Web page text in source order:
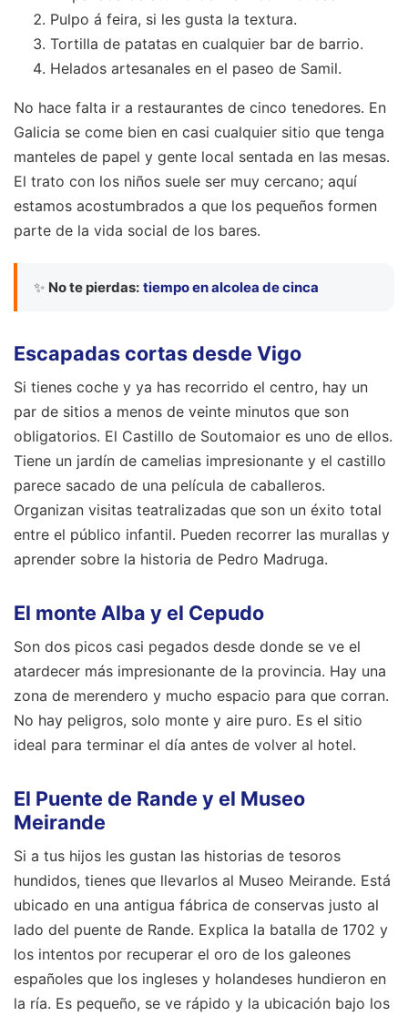
Pulpo á feira, si les gusta la textura.
Tortilla de patatas en cualquier bar de barrio.
Helados artesanales en el paseo de Samil.
No hace falta ir a restaurantes de cinco tenedores. En
Galicia se come bien en casi cualquier sitio que tenga
manteles de papel y gente local sentada en las mesas.
El trato con los niños suele ser muy cercano; aquí
estamos acostumbrados a que los pequeños formen
parte de la vida social de los bares.
✨ No te pierdas: tiempo en alcolea de cinca
Escapadas cortas desde Vigo
Si tienes coche y ya has recorrido el centro, hay un
par de sitios a menos de veinte minutos que son
obligatorios. El Castillo de Soutomaior es uno de ellos.
Tiene un jardín de camelias impresionante y el castillo
parece sacado de una película de caballeros.
Organizan visitas teatralizadas que son un éxito total
entre el público infantil. Pueden recorrer las murallas y
aprender sobre la historia de Pedro Madruga.
El monte Alba y el Cepudo
Son dos picos casi pegados desde donde se ve el
atardecer más impresionante de la provincia. Hay una
zona de merendero y mucho espacio para que corran.
No hay peligros, solo monte y aire puro. Es el sitio
ideal para terminar el día antes de volver al hotel.
El Puente de Rande y el Museo
Meirande
Si a tus hijos les gustan las historias de tesoros
hundidos, tienes que llevarlos al Museo Meirande. Está
ubicado en una antigua fábrica de conservas justo al
lado del puente de Rande. Explica la batalla de 1702 y
los intentos por recuperar el oro de los galeones
españoles que los ingleses y holandeses hundieron en
la ría. Es pequeño, se ve rápido y la ubicación bajo los